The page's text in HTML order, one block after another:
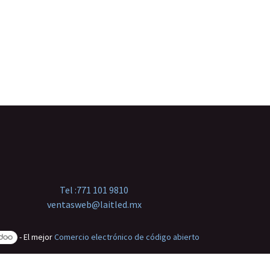
Tel :771 101 9810
ventasweb@laitled.mx
- El mejorComercio electrónico de código abierto